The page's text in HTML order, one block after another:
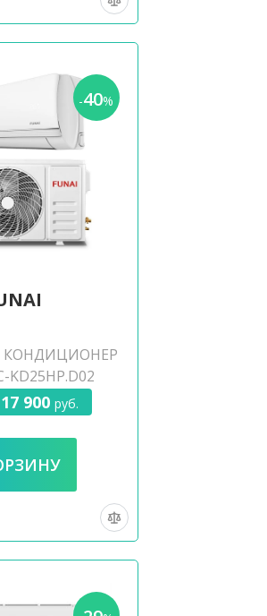
-40%
KD25HP.D02
17 900 руб.